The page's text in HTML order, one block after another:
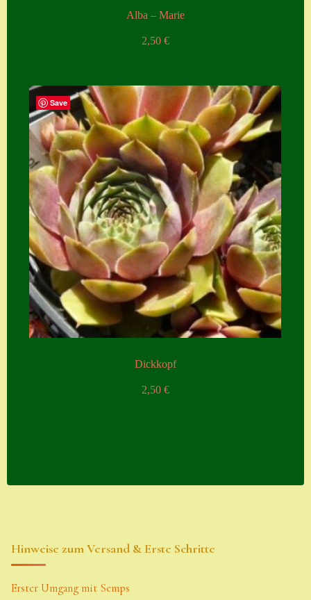
Alba – Marie
2,50 €
Save
Dickkopf
2,50 €
Hinweise zum Versand & Erste Schritte
Erster Umgang mit Semps